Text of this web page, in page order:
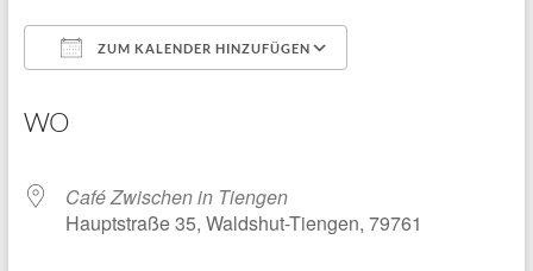
ZUM KALENDER HINZUFÜGEN
WO
Café Zwischen in Tiengen
Hauptstraße 35, Waldshut-Tiengen, 79761